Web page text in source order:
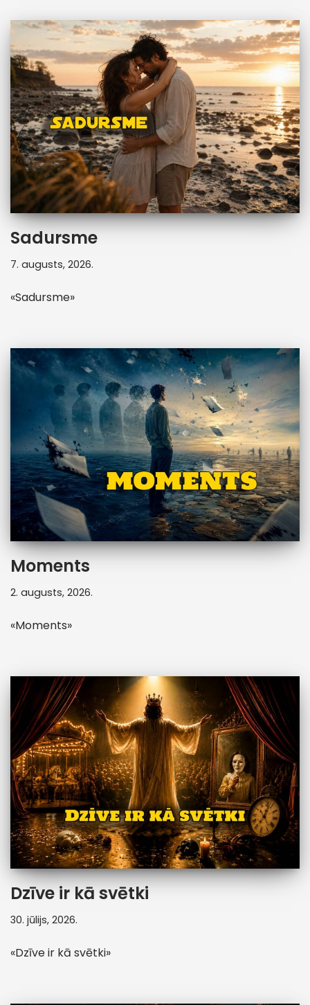
Sadursme
7. augusts, 2026.
«Sadursme»
Moments
2. augusts, 2026.
«Moments»
Dzīve ir kā svētki
30. jūlijs, 2026.
«Dzīve ir kā svētki»